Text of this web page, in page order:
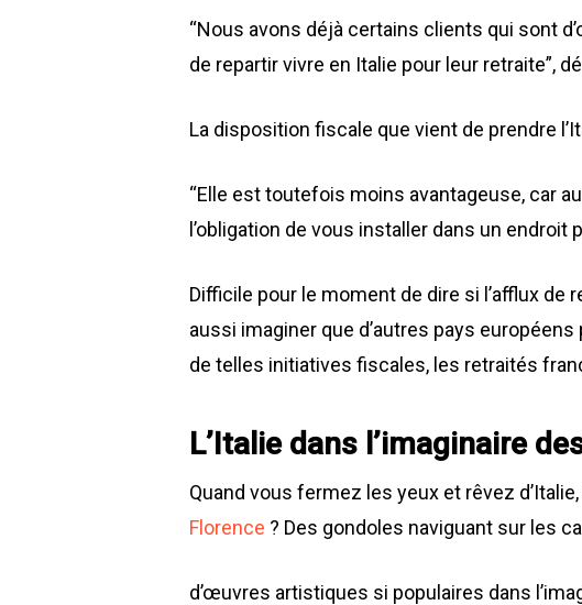
“Nous avons déjà certains clients qui sont
de repartir vivre en Italie pour leur retraite”,
La disposition fiscale que vient de prendre
“Elle est toutefois moins avantageuse, car
l’obligation de vous installer dans un endroit
Difficile pour le moment de dire si l’afflux de
aussi imaginer que d’autres pays
de telles initiatives fiscales, les retraités
L’Italie dans l’imaginaire
Quand vous fermez les yeux et rêvez
Florence ? Des gondoles naviguant sur les
d’œuvres artistiques si populaires dans